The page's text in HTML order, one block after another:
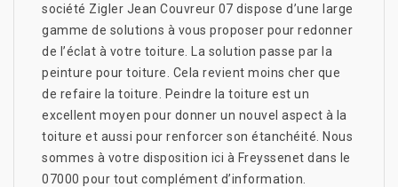
société Zigler Jean Couvreur 07 dispose d’une large
gamme de solutions à vous proposer pour redonner
de l’éclat à votre toiture. La solution passe par la
peinture pour toiture. Cela revient moins cher que
de refaire la toiture. Peindre la toiture est un
excellent moyen pour donner un nouvel aspect à la
toiture et aussi pour renforcer son étanchéité. Nous
sommes à votre disposition ici à Freyssenet dans le
07000 pour tout complément d’information.